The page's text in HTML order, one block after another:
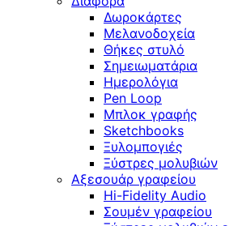
Δωροκάρτες
Μελανοδοχεία
Θήκες στυλό
Σημειωματάρια
Ημερολόγια
Pen Loop
Μπλοκ γραφής
Sketchbooks
Ξυλομπογιές
Ξύστρες μολυβιών
Αξεσουάρ γραφείου
Hi-Fidelity Audio
Σουμέν γραφείου